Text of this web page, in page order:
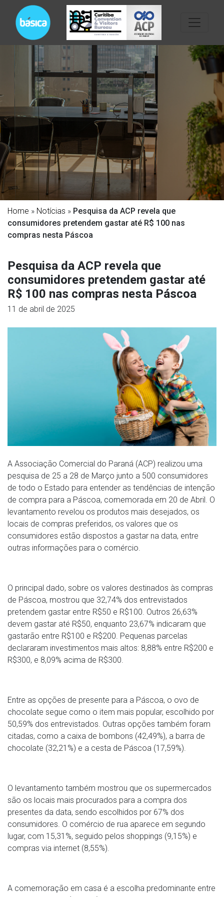
Home » Notícias » Pesquisa da ACP revela que
consumidores pretendem gastar até R$ 100 nas
compras nesta Páscoa
Pesquisa da ACP revela que
consumidores pretendem gastar até
R$ 100 nas compras nesta Páscoa
11 de abril de 2025
A Associação Comercial do Paraná (ACP) realizou uma
pesquisa de 25 a 28 de Março junto a 500 consumidores
de todo o Estado para entender as tendências de intenção
de compra para a Páscoa, comemorada em 20 de Abril. O
levantamento revelou os produtos mais desejados, os
locais de compras preferidos, os valores que os
consumidores estão dispostos a gastar na data, entre
outras informações para o comércio.
O principal dado, sobre os valores destinados às compras
de Páscoa, mostrou que 32,74% dos entrevistados
pretendem gastar entre R$50 e R$100. Outros 26,63%
devem gastar até R$50, enquanto 23,67% indicaram que
gastarão entre R$100 e R$200. Pequenas parcelas
declararam investimentos mais altos: 8,88% entre R$200 e
R$300, e 8,09% acima de R$300.
Entre as opções de presente para a Páscoa, o ovo de
chocolate segue como o item mais popular, escolhido por
50,59% dos entrevistados. Outras opções também foram
citadas, como a caixa de bombons (42,49%), a barra de
chocolate (32,21%) e a cesta de Páscoa (17,59%).
O levantamento também mostrou que os supermercados
são os locais mais procurados para a compra dos
presentes da data, sendo escolhidos por 67% dos
consumidores. O comércio de rua aparece em segundo
lugar, com 15,31%, seguido pelos shoppings (9,15%) e
compras via internet (8,55%).
A comemoração em casa é a escolha predominante entre